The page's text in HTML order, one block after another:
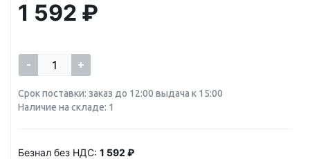
1 592 ₽
- +
Срок поставки: заказ до 12:00 выдача к 15:00
Наличие на складе: 1
Безнал без НДС: 1 592 ₽